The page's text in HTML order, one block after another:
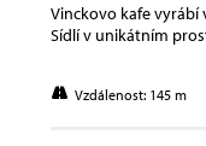
Vinckovo kafe vyrábí
Sídlí v unikátním
Vzdálenost: 145 m